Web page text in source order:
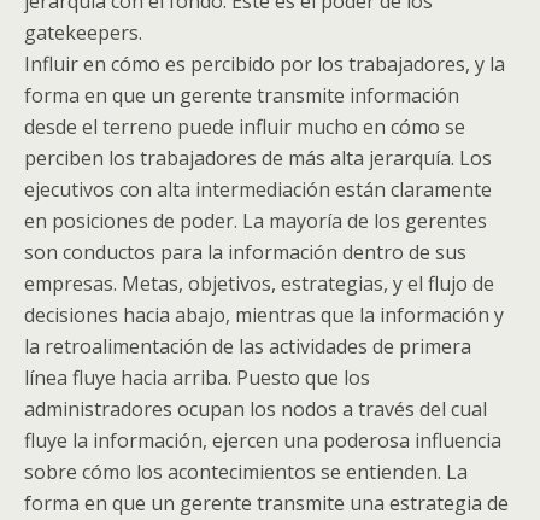
gatekeepers.
Influir en cómo es percibido por los trabajadores, y la
forma en que un gerente transmite información
desde el terreno puede influir mucho en cómo se
perciben los trabajadores de más alta jerarquía. Los
ejecutivos con alta intermediación están claramente
en posiciones de poder. La mayoría de los gerentes
son conductos para la información dentro de sus
empresas. Metas, objetivos, estrategias, y el flujo de
decisiones hacia abajo, mientras que la información y
la retroalimentación de las actividades de primera
línea fluye hacia arriba. Puesto que los
administradores ocupan los nodos a través del cual
fluye la información, ejercen una poderosa influencia
sobre cómo los acontecimientos se entienden. La
forma en que un gerente transmite una estrategia de